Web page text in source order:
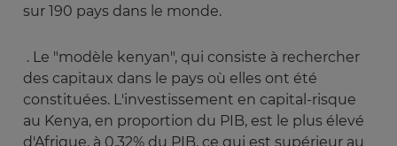
sur 190 pays dans le monde.
. Le "modèle kenyan", qui consiste à rechercher
des capitaux dans le pays où elles ont été
constituées. L'investissement en capital-risque
au Kenya, en proportion du PIB, est le plus élevé
d'Afrique, à 0,32% du PIB, ce qui est supérieur au